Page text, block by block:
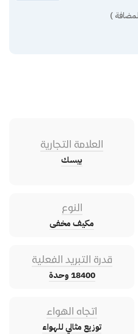
)
العلامة التجارية
بيسك
النوع
مكيف مخفى
قدرة التبريد الفعلية
18400 وحدة
اتجاه الهواء
توزيع مثالي للهواء